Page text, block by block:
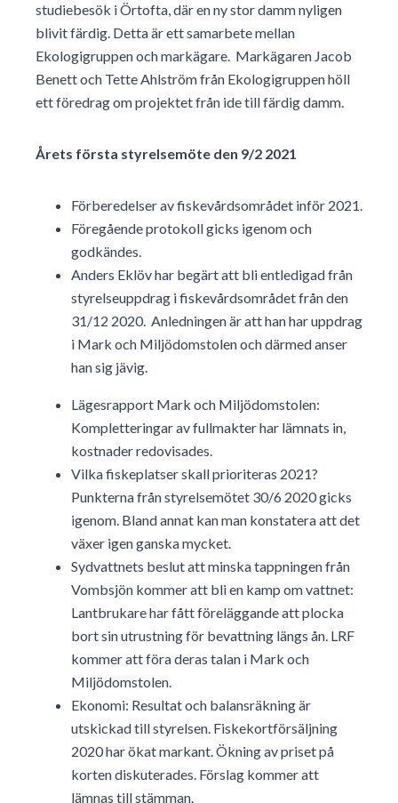
studiebesök i Örtofta, där en ny stor damm nyligen
blivit färdig. Detta är ett samarbete mellan
Ekologigruppen och markägare. Markägaren Jacob
Benett och Tette Ahlström från Ekologigruppen höll
ett föredrag om projektet från ide till färdig damm.
Årets första styrelsemöte den 9/2 2021
Förberedelser av fiskevårdsområdet inför 2021.
Föregående protokoll gicks igenom och
godkändes.
Anders Eklöv har begärt att bli entledigad från
styrelseuppdrag i fiskevårdsområdet från den
31/12 2020. Anledningen är att han har uppdrag
i Mark och Miljödomstolen och därmed anser
han sig jävig.
Lägesrapport Mark och Miljödomstolen:
Kompletteringar av fullmakter har lämnats in,
kostnader redovisades.
Vilka fiskeplatser skall prioriteras 2021?
Punkterna från styrelsemötet 30/6 2020 gicks
igenom. Bland annat kan man konstatera att det
växer igen ganska mycket.
Sydvattnets beslut att minska tappningen från
Vombsjön kommer att bli en kamp om vattnet:
Lantbrukare har fått föreläggande att plocka
bort sin utrustning för bevattning längs ån. LRF
kommer att föra deras talan i Mark och
Miljödomstolen.
Ekonomi: Resultat och balansräkning är
utskickad till styrelsen. Fiskekortförsäljning
2020 har ökat markant. Ökning av priset på
korten diskuterades. Förslag kommer att
lämnas till stämman.